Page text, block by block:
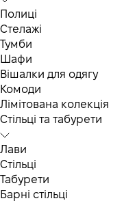
Полиці
Стелажі
Тумби
Шафи
Вішалки для одягу
Комоди
Лімітована колекція
Стільці та табурети
Лави
Стільці
Табурети
Барні стільці